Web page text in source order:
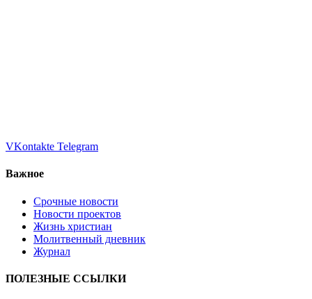
VKontakte Telegram
Важное
Срочные новости
Новости проектов
Жизнь христиан
Молитвенный дневник
Журнал
ПОЛЕЗНЫЕ ССЫЛКИ